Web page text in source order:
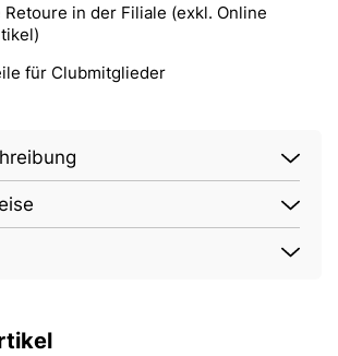
Retoure in der Filiale (exkl. Online
für Clubmitglieder